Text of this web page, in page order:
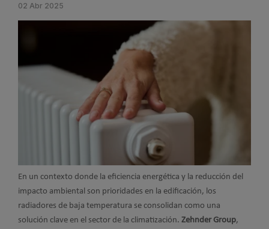
02 Abr 2025
En un contexto donde la eficiencia energética y la reducción del
impacto ambiental son prioridades en la edificación, los
radiadores de baja temperatura se consolidan como una
solución clave en el sector de la climatización. Zehnder Group,